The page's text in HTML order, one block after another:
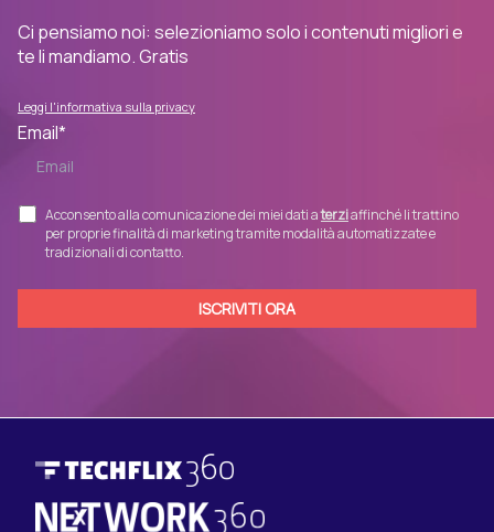
Ci pensiamo noi: selezioniamo solo i contenuti migliori e
te li mandiamo. Gratis
Leggi l'informativa sulla privacy
Email*
Acconsento alla comunicazione dei miei dati aterziaffinché li trattino
per proprie finalità di marketing tramite modalità automatizzate e
tradizionali di contatto.